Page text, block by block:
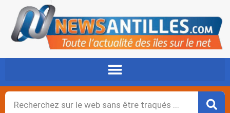
contenu
Rechercher